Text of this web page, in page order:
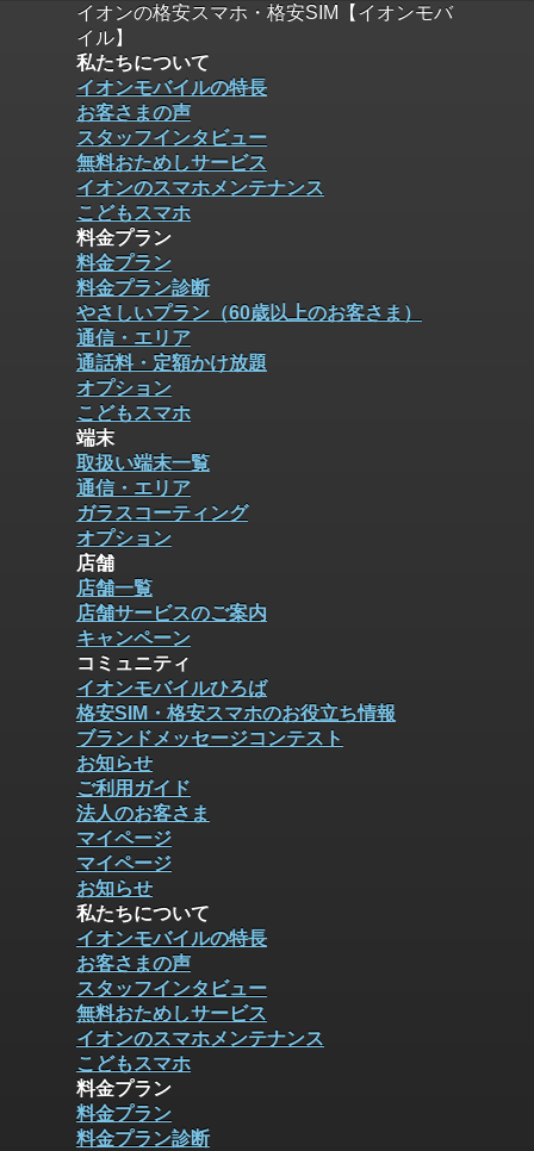
イオンの格安スマホ・格安SIM【イオンモバ
イル】
私たちについて
イオンモバイルの特長
お客さまの声
スタッフインタビュー
無料おためしサービス
イオンのスマホメンテナンス
こどもスマホ
料金プラン
料金プラン
料金プラン診断
やさしいプラン（60歳以上のお客さま）
通信・エリア
通話料・定額かけ放題
オプション
こどもスマホ
端末
取扱い端末一覧
通信・エリア
ガラスコーティング
オプション
店舗
店舗一覧
店舗サービスのご案内
キャンペーン
コミュニティ
イオンモバイルひろば
格安SIM・格安スマホのお役立ち情報
ブランドメッセージコンテスト
お知らせ
ご利用ガイド
法人のお客さま
マイページ
マイページ
お知らせ
私たちについて
イオンモバイルの特長
お客さまの声
スタッフインタビュー
無料おためしサービス
イオンのスマホメンテナンス
こどもスマホ
料金プラン
料金プラン
料金プラン診断